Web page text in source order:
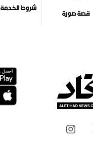
قصة صورة
شروط الخدمة